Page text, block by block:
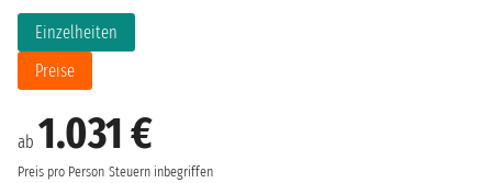
ab 1.031 €
Preis pro Person Steuern inbegriffen
Einzelheiten
Preise